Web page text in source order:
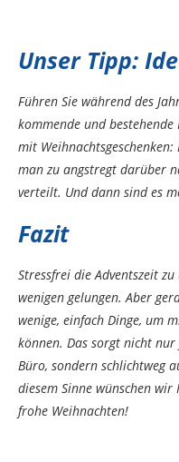
Unser Tipp:
Führen Sie während des
kommende und
mit
man zu angstregt darüber
verteilt. Und dann sind es
Fazit
Stressfrei die Adventszeit
wenigen gelungen. Aber
wenige, einfach Dinge, um
können. Das sorgt nicht
Büro, sondern schlichtweg
diesem Sinne wünschen
frohe Weihnachten!